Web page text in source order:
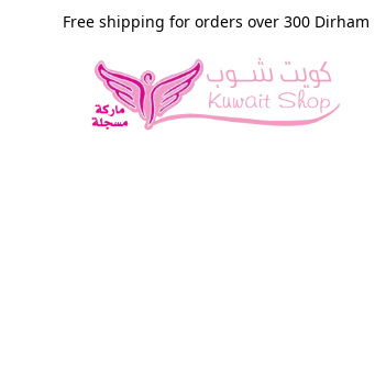
Free shipping for orders over 300 Dirham